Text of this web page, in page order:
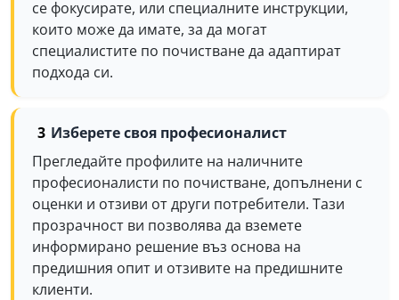
се фокусирате, или специалните инструкции,
които може да имате, за да могат
специалистите по почистване да адаптират
подхода си.
Изберете своя професионалист
Прегледайте профилите на наличните
професионалисти по почистване, допълнени с
оценки и отзиви от други потребители. Тази
прозрачност ви позволява да вземете
информирано решение въз основа на
предишния опит и отзивите на предишните
клиенти.